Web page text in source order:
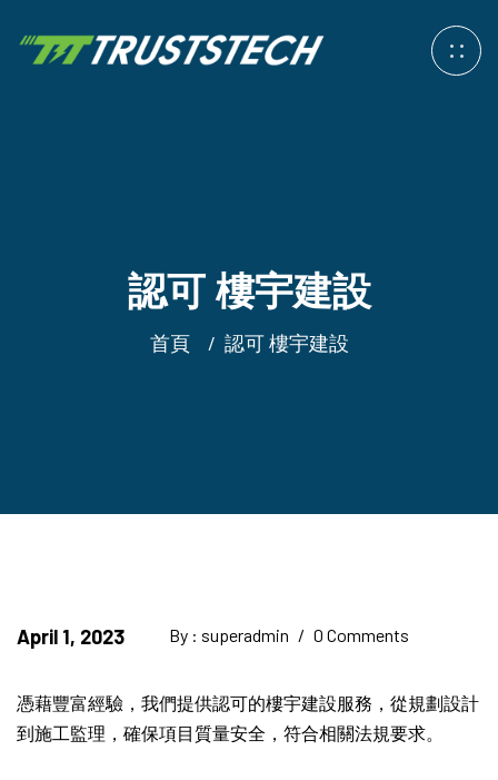
認可 樓宇建設
首頁 認可 樓宇建設
April 1, 2023 By : superadmin / 0 Comments
憑藉豐富經驗，我們提供認可的樓宇建設服務，從規劃設計
到施工監理，確保項目質量安全，符合相關法規要求。